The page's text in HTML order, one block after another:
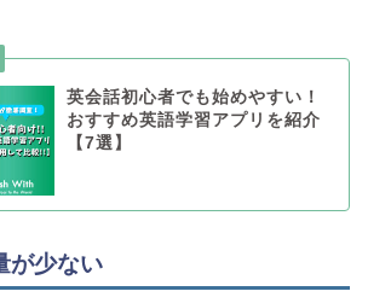
英会話初心者でも始めやすい！
おすすめ英語学習アプリを紹介
【7選】
が少ない